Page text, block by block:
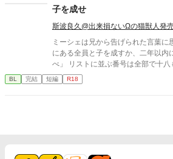
子を成せ
斯波良久@出来損ないΩの猫獣人発
ミーシェは兄から告げられた言葉に
にある全員と子を成すか、二年以内
べ」 リストに並ぶ番号は全部で十
る可能性がある名前が続いている。
いう命令を下されたに等しかった。
BL 完結 短編 R18